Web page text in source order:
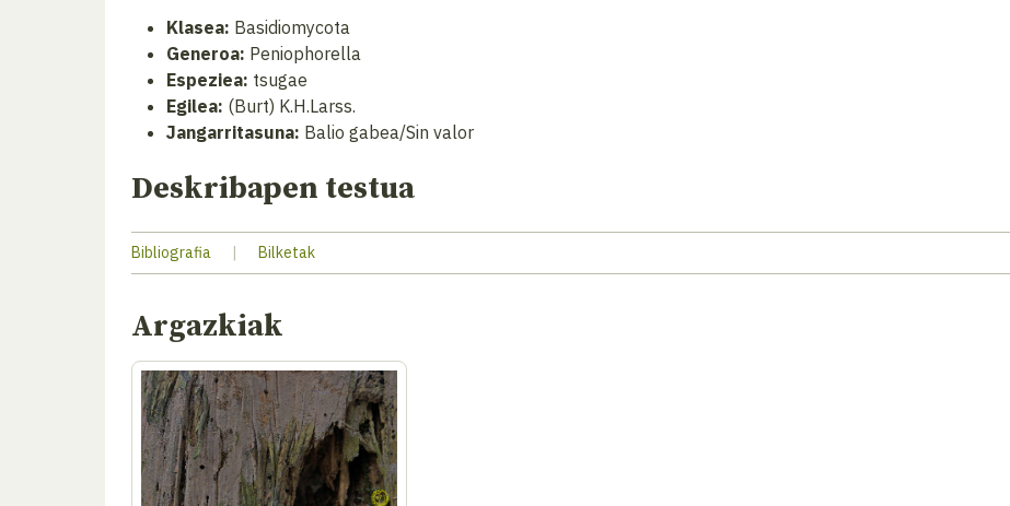
Klasea: Basidiomycota
Generoa: Peniophorella
Espeziea: tsugae
Egilea: (Burt) K.H.Larss.
Jangarritasuna: Balio gabea/Sin valor
Deskribapen testua
Bibliografia | Bilketak
Argazkiak